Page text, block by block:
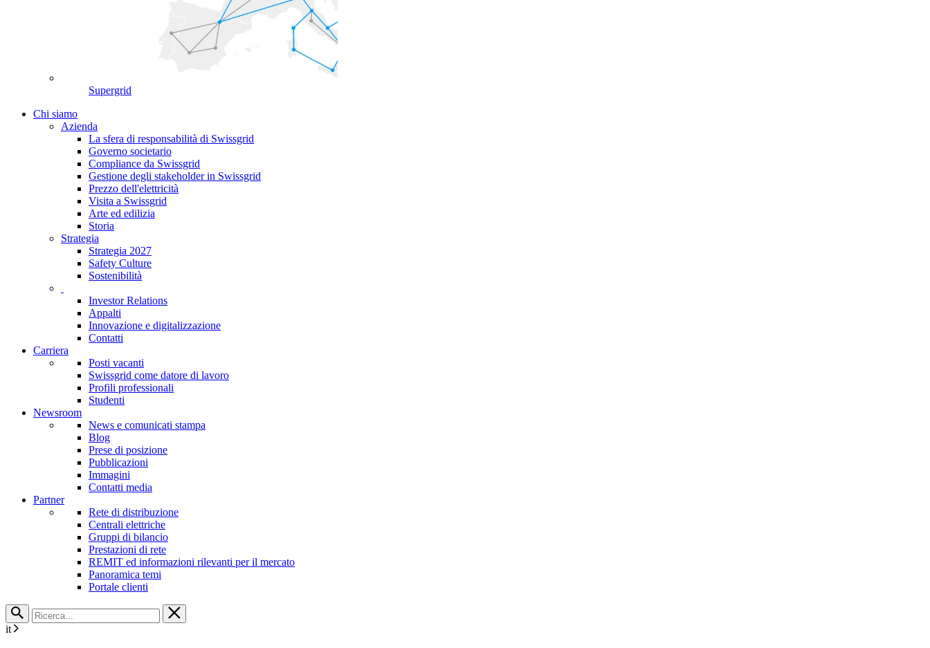
Supergrid
Chi siamo
Azienda
La sfera di responsabilità di Swissgrid
Governo societario
Compliance da Swissgrid
Gestione degli stakeholder in Swissgrid
Prezzo dell'elettricità
Visita a Swissgrid
Arte ed edilizia
Storia
Strategia
Strategia 2027
Safety Culture
Sostenibilità
Investor Relations
Appalti
Innovazione e digitalizzazione
Contatti
Carriera
Posti vacanti
Swissgrid come datore di lavoro
Profili professionali
Studenti
Newsroom
News e comunicati stampa
Blog
Prese di posizione
Pubblicazioni
Immagini
Contatti media
Partner
Rete di distribuzione
Centrali elettriche
Gruppi di bilancio
Prestazioni di rete
REMIT ed informazioni rilevanti per il mercato
Panoramica temi
Portale clienti
it